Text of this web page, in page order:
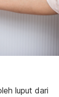
luput dari